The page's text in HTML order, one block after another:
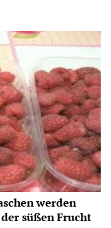
werden
süßen Frucht